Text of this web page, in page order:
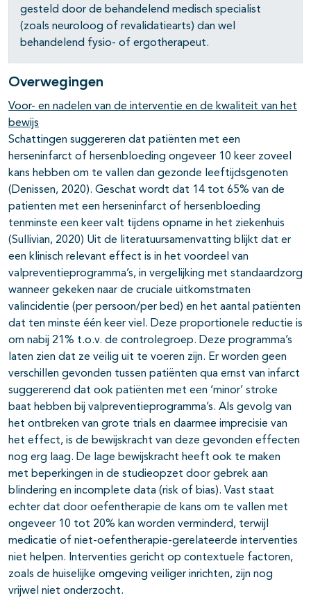
gesteld door de behandelend medisch specialist
(zoals neuroloog of revalidatiearts) dan wel
behandelend fysio- of ergotherapeut.
Overwegingen
Voor- en nadelen van de interventie en de kwaliteit van het
bewijs
Schattingen suggereren dat patiënten met een
herseninfarct of hersenbloeding ongeveer 10 keer zoveel
kans hebben om te vallen dan gezonde leeftijdsgenoten
(Denissen, 2020). Geschat wordt dat 14 tot 65% van de
patienten met een herseninfarct of hersenbloeding
tenminste een keer valt tijdens opname in het ziekenhuis
(Sullivian, 2020) Uit de literatuursamenvatting blijkt dat er
een klinisch relevant effect is in het voordeel van
valpreventieprogramma’s, in vergelijking met standaardzorg
wanneer gekeken naar de cruciale uitkomstmaten
valincidentie (per persoon/per bed) en het aantal patiënten
dat ten minste één keer viel. Deze proportionele reductie is
om nabij 21% t.o.v. de controlegroep. Deze programma’s
laten zien dat ze veilig uit te voeren zijn. Er worden geen
verschillen gevonden tussen patiënten qua ernst van infarct
suggererend dat ook patiënten met een ‘minor’ stroke
baat hebben bij valpreventieprogramma’s. Als gevolg van
het ontbreken van grote trials en daarmee imprecisie van
het effect, is de bewijskracht van deze gevonden effecten
nog erg laag. De lage bewijskracht heeft ook te maken
met beperkingen in de studieopzet door gebrek aan
blindering en incomplete data (risk of bias). Vast staat
echter dat door oefentherapie de kans om te vallen met
ongeveer 10 tot 20% kan worden verminderd, terwijl
medicatie of niet-oefentherapie-gerelateerde interventies
niet helpen. Interventies gericht op contextuele factoren,
zoals de huiselijke omgeving veiliger inrichten, zijn nog
vrijwel niet onderzocht.